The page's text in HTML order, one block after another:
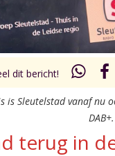
dit bericht!
is Sleutelstad vanaf nu
terug in